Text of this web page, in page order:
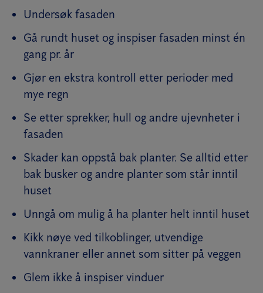
Undersøk fasaden
Gå rundt huset og inspiser fasaden minst én
gang pr. år
Gjør en ekstra kontroll etter perioder med
mye regn
Se etter sprekker, hull og andre ujevnheter i
fasaden
Skader kan oppstå bak planter. Se alltid etter
bak busker og andre planter som står inntil
huset
Unngå om mulig å ha planter helt inntil huset
Kikk nøye ved tilkoblinger, utvendige
vannkraner eller annet som sitter på veggen
Glem ikke å inspiser vinduer